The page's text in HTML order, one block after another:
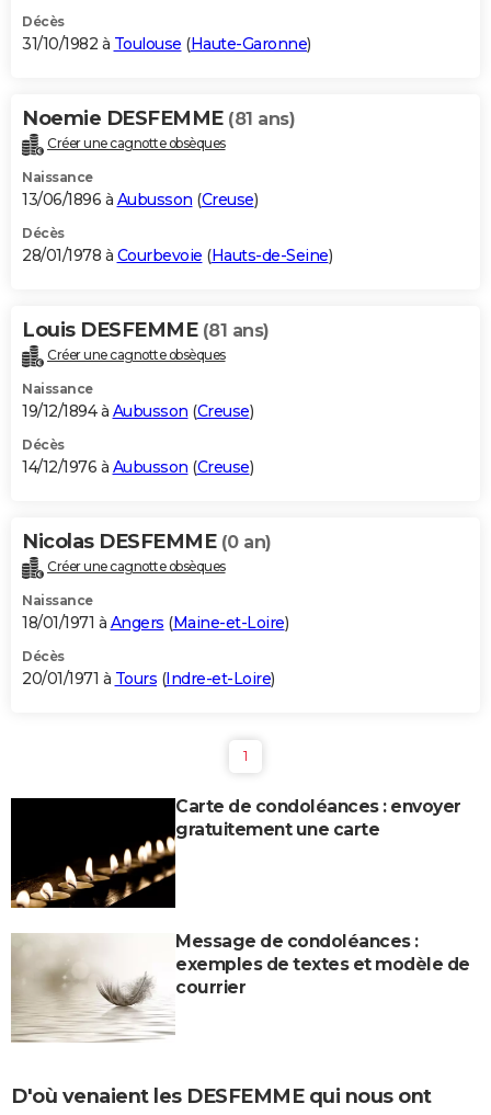
Décès
31/10/1982 à Toulouse (Haute-Garonne)
Noemie DESFEMME (81 ans)
Créer une cagnotte obsèques
Naissance
13/06/1896 à Aubusson (Creuse)
Décès
28/01/1978 à Courbevoie (Hauts-de-Seine)
Louis DESFEMME (81 ans)
Créer une cagnotte obsèques
Naissance
19/12/1894 à Aubusson (Creuse)
Décès
14/12/1976 à Aubusson (Creuse)
Nicolas DESFEMME (0 an)
Créer une cagnotte obsèques
Naissance
18/01/1971 à Angers (Maine-et-Loire)
Décès
20/01/1971 à Tours (Indre-et-Loire)
1
Carte de condoléances : envoyer
gratuitement une carte
Message de condoléances :
exemples de textes et modèle de
courrier
D'où venaient les DESFEMME qui nous ont